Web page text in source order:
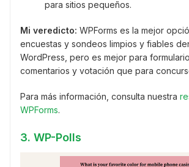
para sitios pequeños.
Mi veredicto: WPForms es la mejor
encuestas y sondeos limpios y fiables
WordPress, pero es mejor para
comentarios y votación que para
Para más información, consulta nuestra
WPForms.
3. WP-Polls